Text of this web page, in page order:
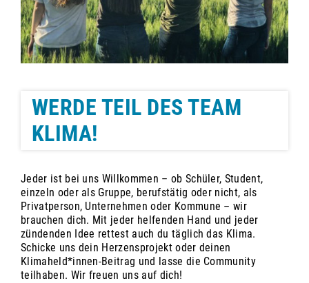
WERDE TEIL DES TEAM
KLIMA!
Jeder ist bei uns Willkommen – ob Schüler, Student,
einzeln oder als Gruppe, berufstätig oder nicht, als
Privatperson, Unternehmen oder Kommune – wir
brauchen dich. Mit jeder helfenden Hand und jeder
zündenden Idee rettest auch du täglich das Klima.
Schicke uns dein Herzensprojekt oder deinen
Klimaheld*innen-Beitrag und lasse die Community
teilhaben. Wir freuen uns auf dich!